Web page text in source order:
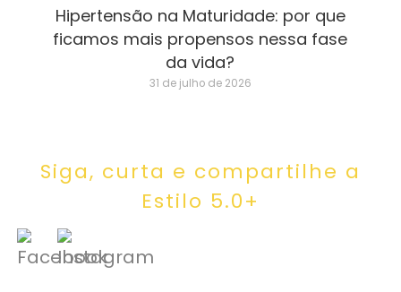
Hipertensão na Maturidade: por que
ficamos mais propensos nessa fase
da vida?
31 de julho de 2026
Siga, curta e compartilhe a
Estilo 5.0+